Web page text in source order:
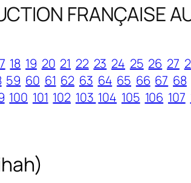
FRANÇAISE
18 19 20 21 22 23 24 25 26 27
59 60 61 62 63 64 65 66 67 68
100 101 102 103 104 105 106 107